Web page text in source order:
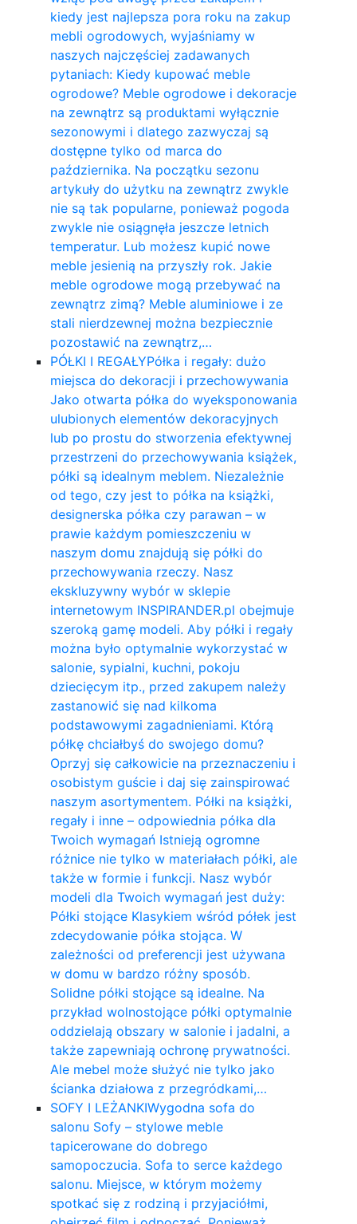
kiedy jest najlepsza pora roku na zakup
mebli ogrodowych, wyjaśniamy w
naszych najczęściej zadawanych
pytaniach: Kiedy kupować meble
ogrodowe? Meble ogrodowe i dekoracje
na zewnątrz są produktami wyłącznie
sezonowymi i dlatego zazwyczaj są
dostępne tylko od marca do
października. Na początku sezonu
artykuły do ​​użytku na zewnątrz zwykle
nie są tak popularne, ponieważ pogoda
zwykle nie osiągnęła jeszcze letnich
temperatur. Lub możesz kupić nowe
meble jesienią na przyszły rok. Jakie
meble ogrodowe mogą przebywać na
zewnątrz zimą? Meble aluminiowe i ze
stali nierdzewnej można bezpiecznie
pozostawić na zewnątrz,…
PÓŁKI I REGAŁYPółka i regały: dużo
miejsca do dekoracji i przechowywania
Jako otwarta półka do wyeksponowania
ulubionych elementów dekoracyjnych
lub po prostu do stworzenia efektywnej
przestrzeni do przechowywania książek,
półki są idealnym meblem. Niezależnie
od tego, czy jest to półka na książki,
designerska półka czy parawan – w
prawie każdym pomieszczeniu w
naszym domu znajdują się półki do
przechowywania rzeczy. Nasz
ekskluzywny wybór w sklepie
internetowym INSPIRANDER.pl obejmuje
szeroką gamę modeli. Aby półki i regały
można było optymalnie wykorzystać w
salonie, sypialni, kuchni, pokoju
dziecięcym itp., przed zakupem należy
zastanowić się nad kilkoma
podstawowymi zagadnieniami. Którą
półkę chciałbyś do swojego domu?
Oprzyj się całkowicie na przeznaczeniu i
osobistym guście i daj się zainspirować
naszym asortymentem. Półki na książki,
regały i inne – odpowiednia półka dla
Twoich wymagań Istnieją ogromne
różnice nie tylko w materiałach półki, ale
także w formie i funkcji. Nasz wybór
modeli dla Twoich wymagań jest duży:
Półki stojące Klasykiem wśród półek jest
zdecydowanie półka stojąca. W
zależności od preferencji jest używana
w domu w bardzo różny sposób.
Solidne półki stojące są idealne. Na
przykład wolnostojące półki optymalnie
oddzielają obszary w salonie i jadalni, a
także zapewniają ochronę prywatności.
Ale mebel może służyć nie tylko jako
ścianka działowa z przegródkami,…
SOFY I LEŻANKIWygodna sofa do
salonu Sofy – stylowe meble
tapicerowane do dobrego
samopoczucia. Sofa to serce każdego
salonu. Miejsce, w którym możemy
spotkać się z rodziną i przyjaciółmi,